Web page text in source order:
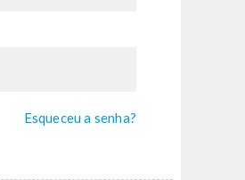
Esqueceu a senha?